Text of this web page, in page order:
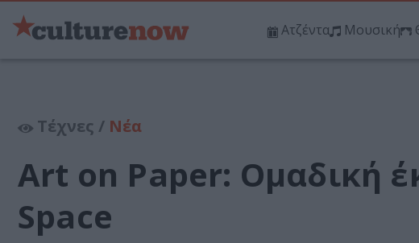
Ατζέντα Μουσική
Τέχνες / Νέα
Art on Paper: Ομαδική
Space